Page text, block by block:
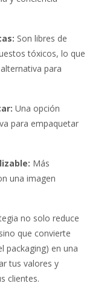
Son libres de
tóxicos, lo que
para
Una opción
para empaquetar
Más
una imagen
no solo reduce
que convierte
packaging) en una
tus valores y
clientes.